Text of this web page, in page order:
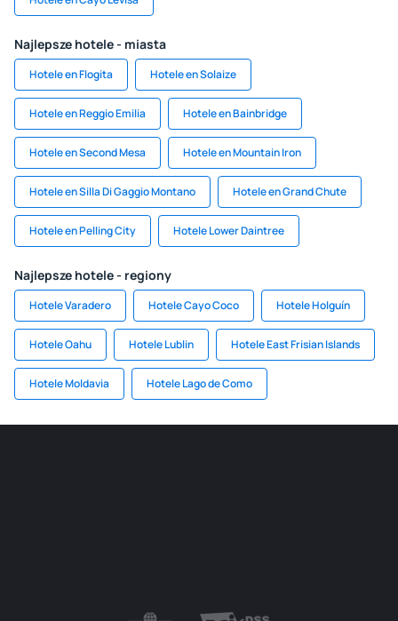
Najlepsze hotele - miasta
Hotele en Flogita Hotele en Solaize
Hotele en Reggio Emilia Hotele en Bainbridge
Hotele en Second Mesa Hotele en Mountain Iron
Hotele en Silla Di Gaggio Montano Hotele en Grand Chute
Hotele en Pelling City Hotele Lower Daintree
Najlepsze hotele - regiony
Hotele Varadero Hotele Cayo Coco Hotele Holguín
Hotele Oahu Hotele Lublin Hotele East Frisian Islands
Hotele Moldavia Hotele Lago de Como